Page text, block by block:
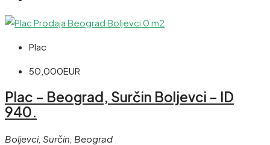
Plac
50,000EUR
Plac – Beograd, Surčin Boljevci – ID
940.
Boljevci, Surčin, Beograd